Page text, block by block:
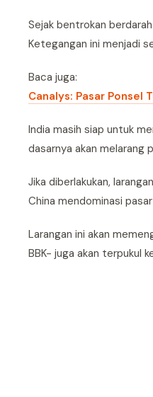
Sejak bentrokan
Ketegangan ini menjadi
Baca juga:
Canalys: Pasar Ponsel
India masih siap untuk
dasarnya akan melarang
Jika diberlakukan,
China mendominasi
Larangan ini akan
BBK- juga akan terpukul